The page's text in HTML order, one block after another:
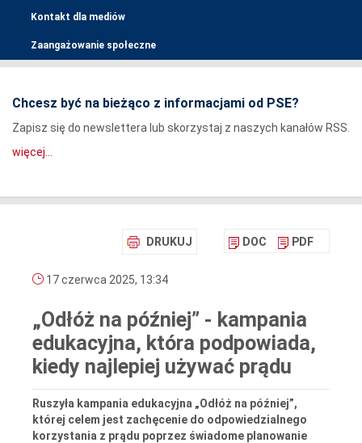
Kontakt dla mediów
Zaangażowanie społeczne
Chcesz być na bieżąco z informacjami od PSE?
Zapisz się do newslettera lub skorzystaj z naszych kanałów RSS.
więcej...
DRUKUJ DOC PDF
17 czerwca 2025, 13:34
„Odłóż na później” - kampania
edukacyjna, która podpowiada,
kiedy najlepiej używać prądu
Ruszyła kampania edukacyjna „Odłóż na później”,
której celem jest zachęcenie do odpowiedzialnego
korzystania z prądu poprzez świadome planowanie